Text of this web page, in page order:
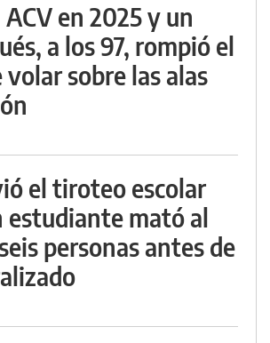
en 2025 y un
a los 97, rompió el
volar sobre las alas
el tiroteo escolar
estudiante mató al
personas antes de